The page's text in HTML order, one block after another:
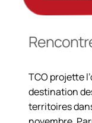
TCO projette
destination
territoires